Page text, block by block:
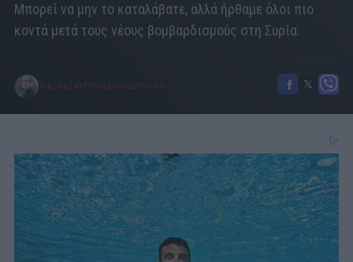
Μπορεί να μην το καταλάβατε, αλλά ήρθαμε όλοι πιο
κοντά μετά τους νέους βομβαρδισμούς στη Συρία.
ΝΙΚΟΛΑΣ ΑΚΤΥΠΗΣ 07/04/2017 16:21